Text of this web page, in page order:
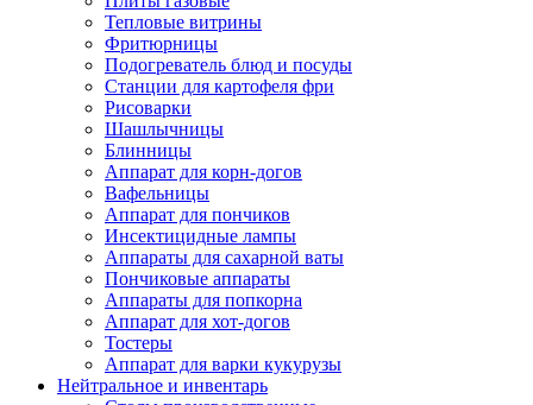
Тепловые витрины
Фритюрницы
Подогреватель блюд и посуды
Станции для картофеля фри
Рисоварки
Шашлычницы
Блинницы
Аппарат для корн-догов
Вафельницы
Аппарат для пончиков
Инсектицидные лампы
Аппараты для сахарной ваты
Пончиковые аппараты
Аппараты для попкорна
Аппарат для хот-догов
Тостеры
Аппарат для варки кукурузы
Нейтральное и инвентарь